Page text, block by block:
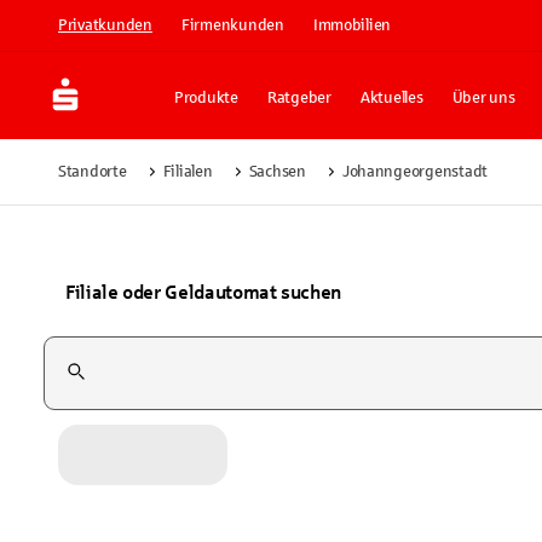
Privatkunden Firmenkunden Immobilien
Produkte Ratgeber Aktuelles Über uns
Standorte Filialen Sachsen Johanngeorgenstadt
Filiale oder Geldautomat suchen
Suchfeld